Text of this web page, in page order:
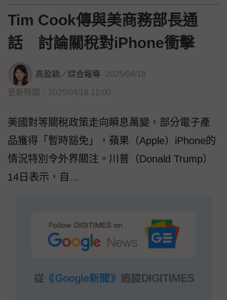
Tim Cook傳與美商務部長通
話 討論關稅對iPhone衝擊
高盈穎 ／綜合報導 2025/04/18
更新時間：2025/04/18 12:00
美國對等關稅政策走向瞬息萬變，部分電子產
品獲得「暫時豁免」，蘋果（Apple）iPhone的
情況特別令外界關注。川普（Donald Trump）
14日表示，自...